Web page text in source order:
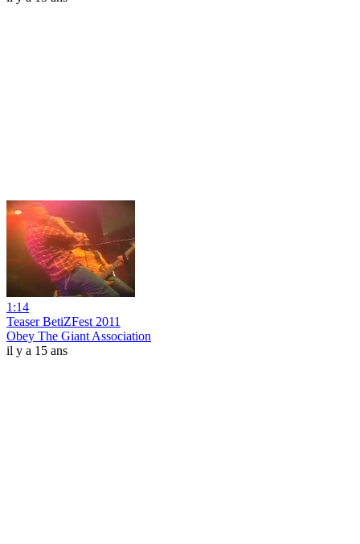
1:14
Teaser BetiZFest 2011
Obey The Giant Association
il y a 15 ans